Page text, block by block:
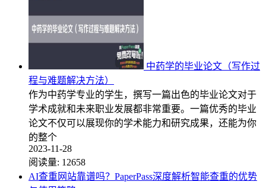
中药学的毕业论文（写作过
程与难题解决方法）
作为中药学专业的学生，撰写一篇出色的毕业论文对于
学术成就和未来职业发展都非常重要。一篇优秀的毕业
论文不仅可以展现你的学术能力和研究成果，还能为你
的整个
2023-11-28
阅读量: 12658
AI查重网站靠谱吗？PaperPass深度解析智能查重的优势